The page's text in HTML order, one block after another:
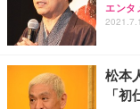
エンタ
松本
「